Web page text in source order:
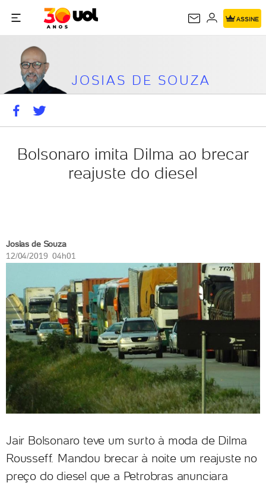
ASSINE
JOSIAS DE SOUZA
JOSIAS DE
Bolsonaro imita Dilma ao brecar
reajuste do diesel
Josias de Souza
12/04/2019 04h01
Jair Bolsonaro teve um surto à moda de Dilma
Rousseff. Mandou brecar à noite um reajuste no
preço do diesel que a Petrobras anunciara